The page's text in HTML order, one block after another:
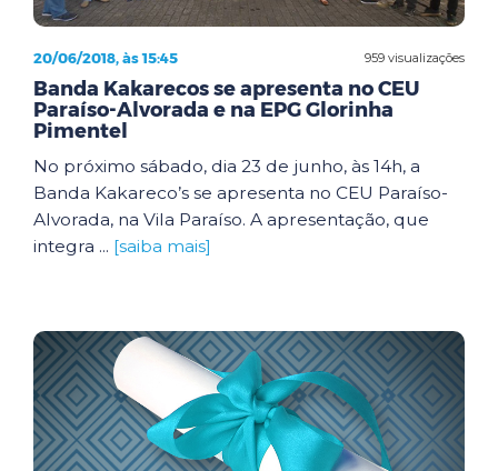
959 visualizações
20/06/2018, às 15:45
Banda Kakarecos se apresenta no CEU
Paraíso-Alvorada e na EPG Glorinha
Pimentel
No próximo sábado, dia 23 de junho, às 14h, a
Banda Kakareco’s se apresenta no CEU Paraíso-
Alvorada, na Vila Paraíso. A apresentação, que
integra ... [saiba mais]